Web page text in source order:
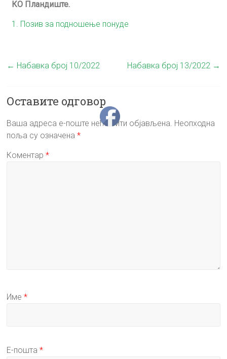
КО Пландиште.
1. Позив за подношење понуде
← Набавка број 10/2022 Набавка број 13/2022 →
Оставите одговор
Ваша адреса е-поште неће бити објављена. Неопходна
поља су означена*
Коментар*
Име*
Е-пошта*